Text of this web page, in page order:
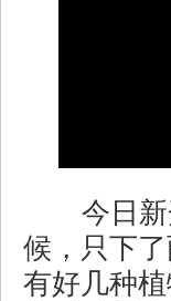
今日新
候，只下
有好几种